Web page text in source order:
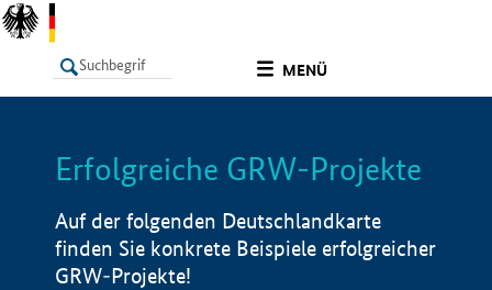
MENÜ
LISTE Info
Erfolgreiche GRW-Projekte
Auf der folgenden Deutschlandkarte
finden Sie konkrete Beispiele erfolgreicher
GRW-Projekte!